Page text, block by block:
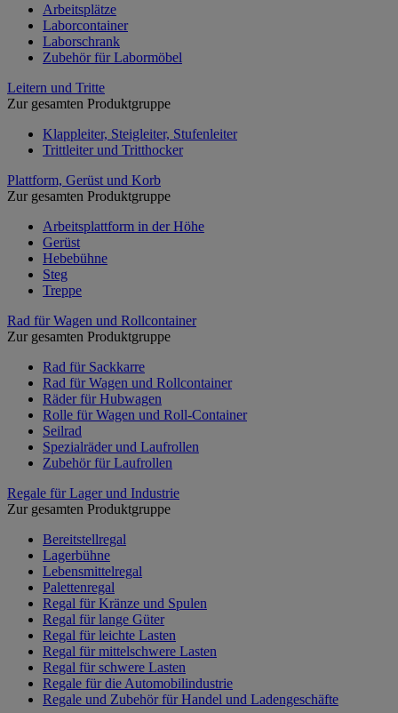
Arbeitsplätze
Laborcontainer
Laborschrank
Zubehör für Labormöbel
Leitern und Tritte
Zur gesamten Produktgruppe
Klappleiter, Steigleiter, Stufenleiter
Trittleiter und Tritthocker
Plattform, Gerüst und Korb
Zur gesamten Produktgruppe
Arbeitsplattform in der Höhe
Gerüst
Hebebühne
Steg
Treppe
Rad für Wagen und Rollcontainer
Zur gesamten Produktgruppe
Rad für Sackkarre
Rad für Wagen und Rollcontainer
Räder für Hubwagen
Rolle für Wagen und Roll-Container
Seilrad
Spezialräder und Laufrollen
Zubehör für Laufrollen
Regale für Lager und Industrie
Zur gesamten Produktgruppe
Bereitstellregal
Lagerbühne
Lebensmittelregal
Palettenregal
Regal für Kränze und Spulen
Regal für lange Güter
Regal für leichte Lasten
Regal für mittelschwere Lasten
Regal für schwere Lasten
Regale für die Automobilindustrie
Regale und Zubehör für Handel und Ladengeschäfte